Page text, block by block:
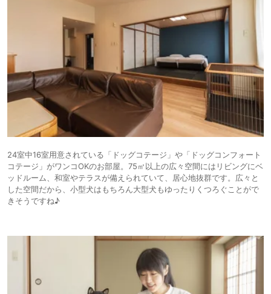
24室中16室用意されている「ドッグコテージ」や「ドッグコンフォート
コテージ」がワンコOKのお部屋。75㎡以上の広々空間にはリビングにベ
ッドルーム、和室やテラスが備えられていて、居心地抜群です。広々と
した空間だから、小型犬はもちろん大型犬もゆったりくつろぐことがで
きそうですね♪